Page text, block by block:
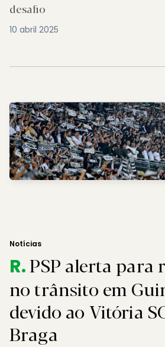
desafio
10 abril 2025
Notícias
R.PSP alerta para
no trânsito em
devido ao Vitória
Braga